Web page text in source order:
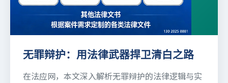
无罪辩护：用法律武器捍卫清白之路
在法应网，本文深入解析无罪辩护的法律逻辑与实